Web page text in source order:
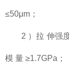
≤50μm；
2 ）拉 伸强
模 量 ≥1.7GPa；